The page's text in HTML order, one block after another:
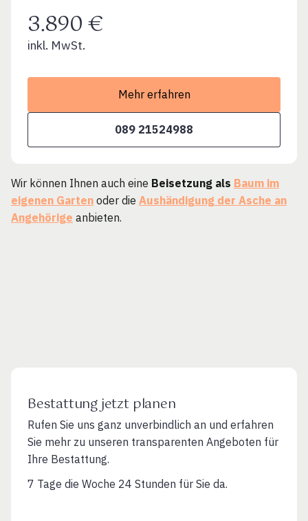
3.890 €
inkl. MwSt.
Mehr erfahren
089 21524988
Wir können Ihnen auch eine Beisetzung als Baum im
eigenen Garten oder die Aushändigung der Asche an
Angehörige anbieten.
Bestattung jetzt planen
Rufen Sie uns ganz unverbindlich an und erfahren
Sie mehr zu unseren transparenten Angeboten für
Ihre Bestattung.
7 Tage die Woche 24 Stunden für Sie da.